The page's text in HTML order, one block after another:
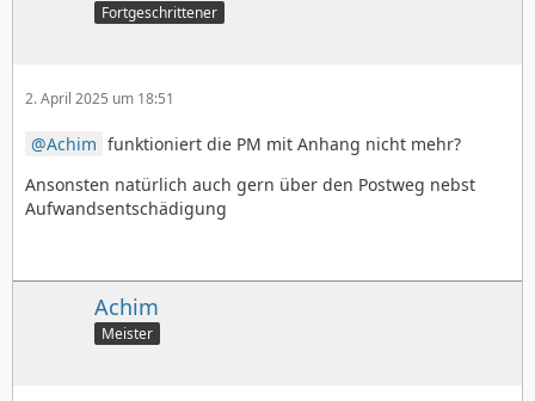
Fortgeschrittener
2. April 2025 um 18:51
Achim funktioniert die PM mit Anhang nicht mehr?
Ansonsten natürlich auch gern über den Postweg nebst
Aufwandsentschädigung
Achim
Meister